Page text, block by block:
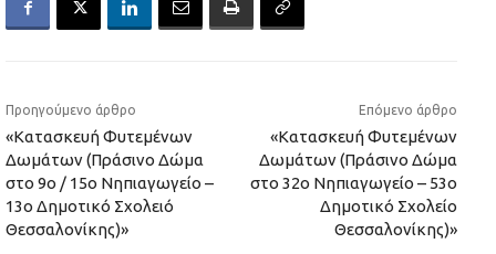
Προηγούμενο άρθρο
«Κατασκευή Φυτεμένων
Δωμάτων (Πράσινο Δώμα
στο 9ο / 15ο Νηπιαγωγείο –
13ο Δημοτικό Σχολειό
Θεσσαλονίκης)»
Επόμενο άρθρο
«Κατασκευή Φυτεμένων
Δωμάτων (Πράσινο Δώμα
στο 32ο Νηπιαγωγείο – 53ο
Δημοτικό Σχολείο
Θεσσαλονίκης)»